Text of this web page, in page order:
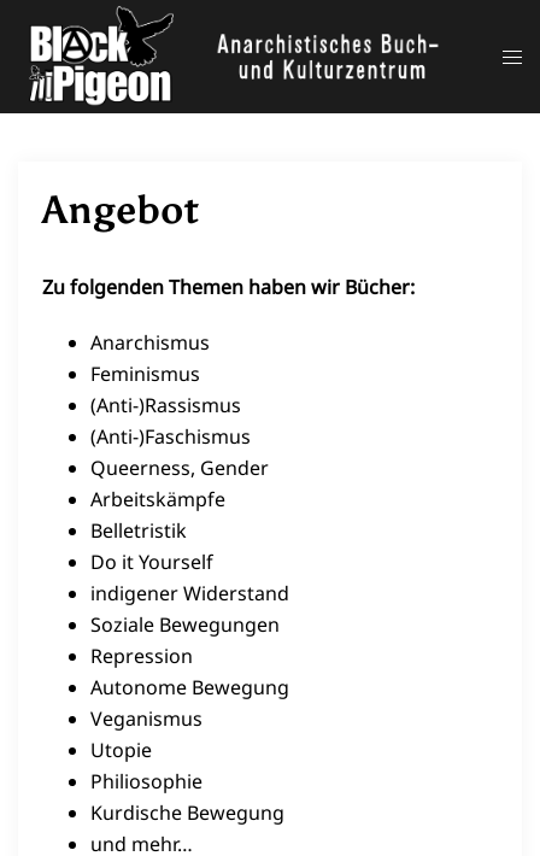
Inhalt
springen
Angebot
Zu folgenden Themen haben wir Bücher:
Anarchismus
Feminismus
(Anti-)Rassismus
(Anti-)Faschismus
Queerness, Gender
Arbeitskämpfe
Belletristik
Do it Yourself
indigener Widerstand
Soziale Bewegungen
Repression
Autonome Bewegung
Veganismus
Utopie
Philiosophie
Kurdische Bewegung
und mehr…